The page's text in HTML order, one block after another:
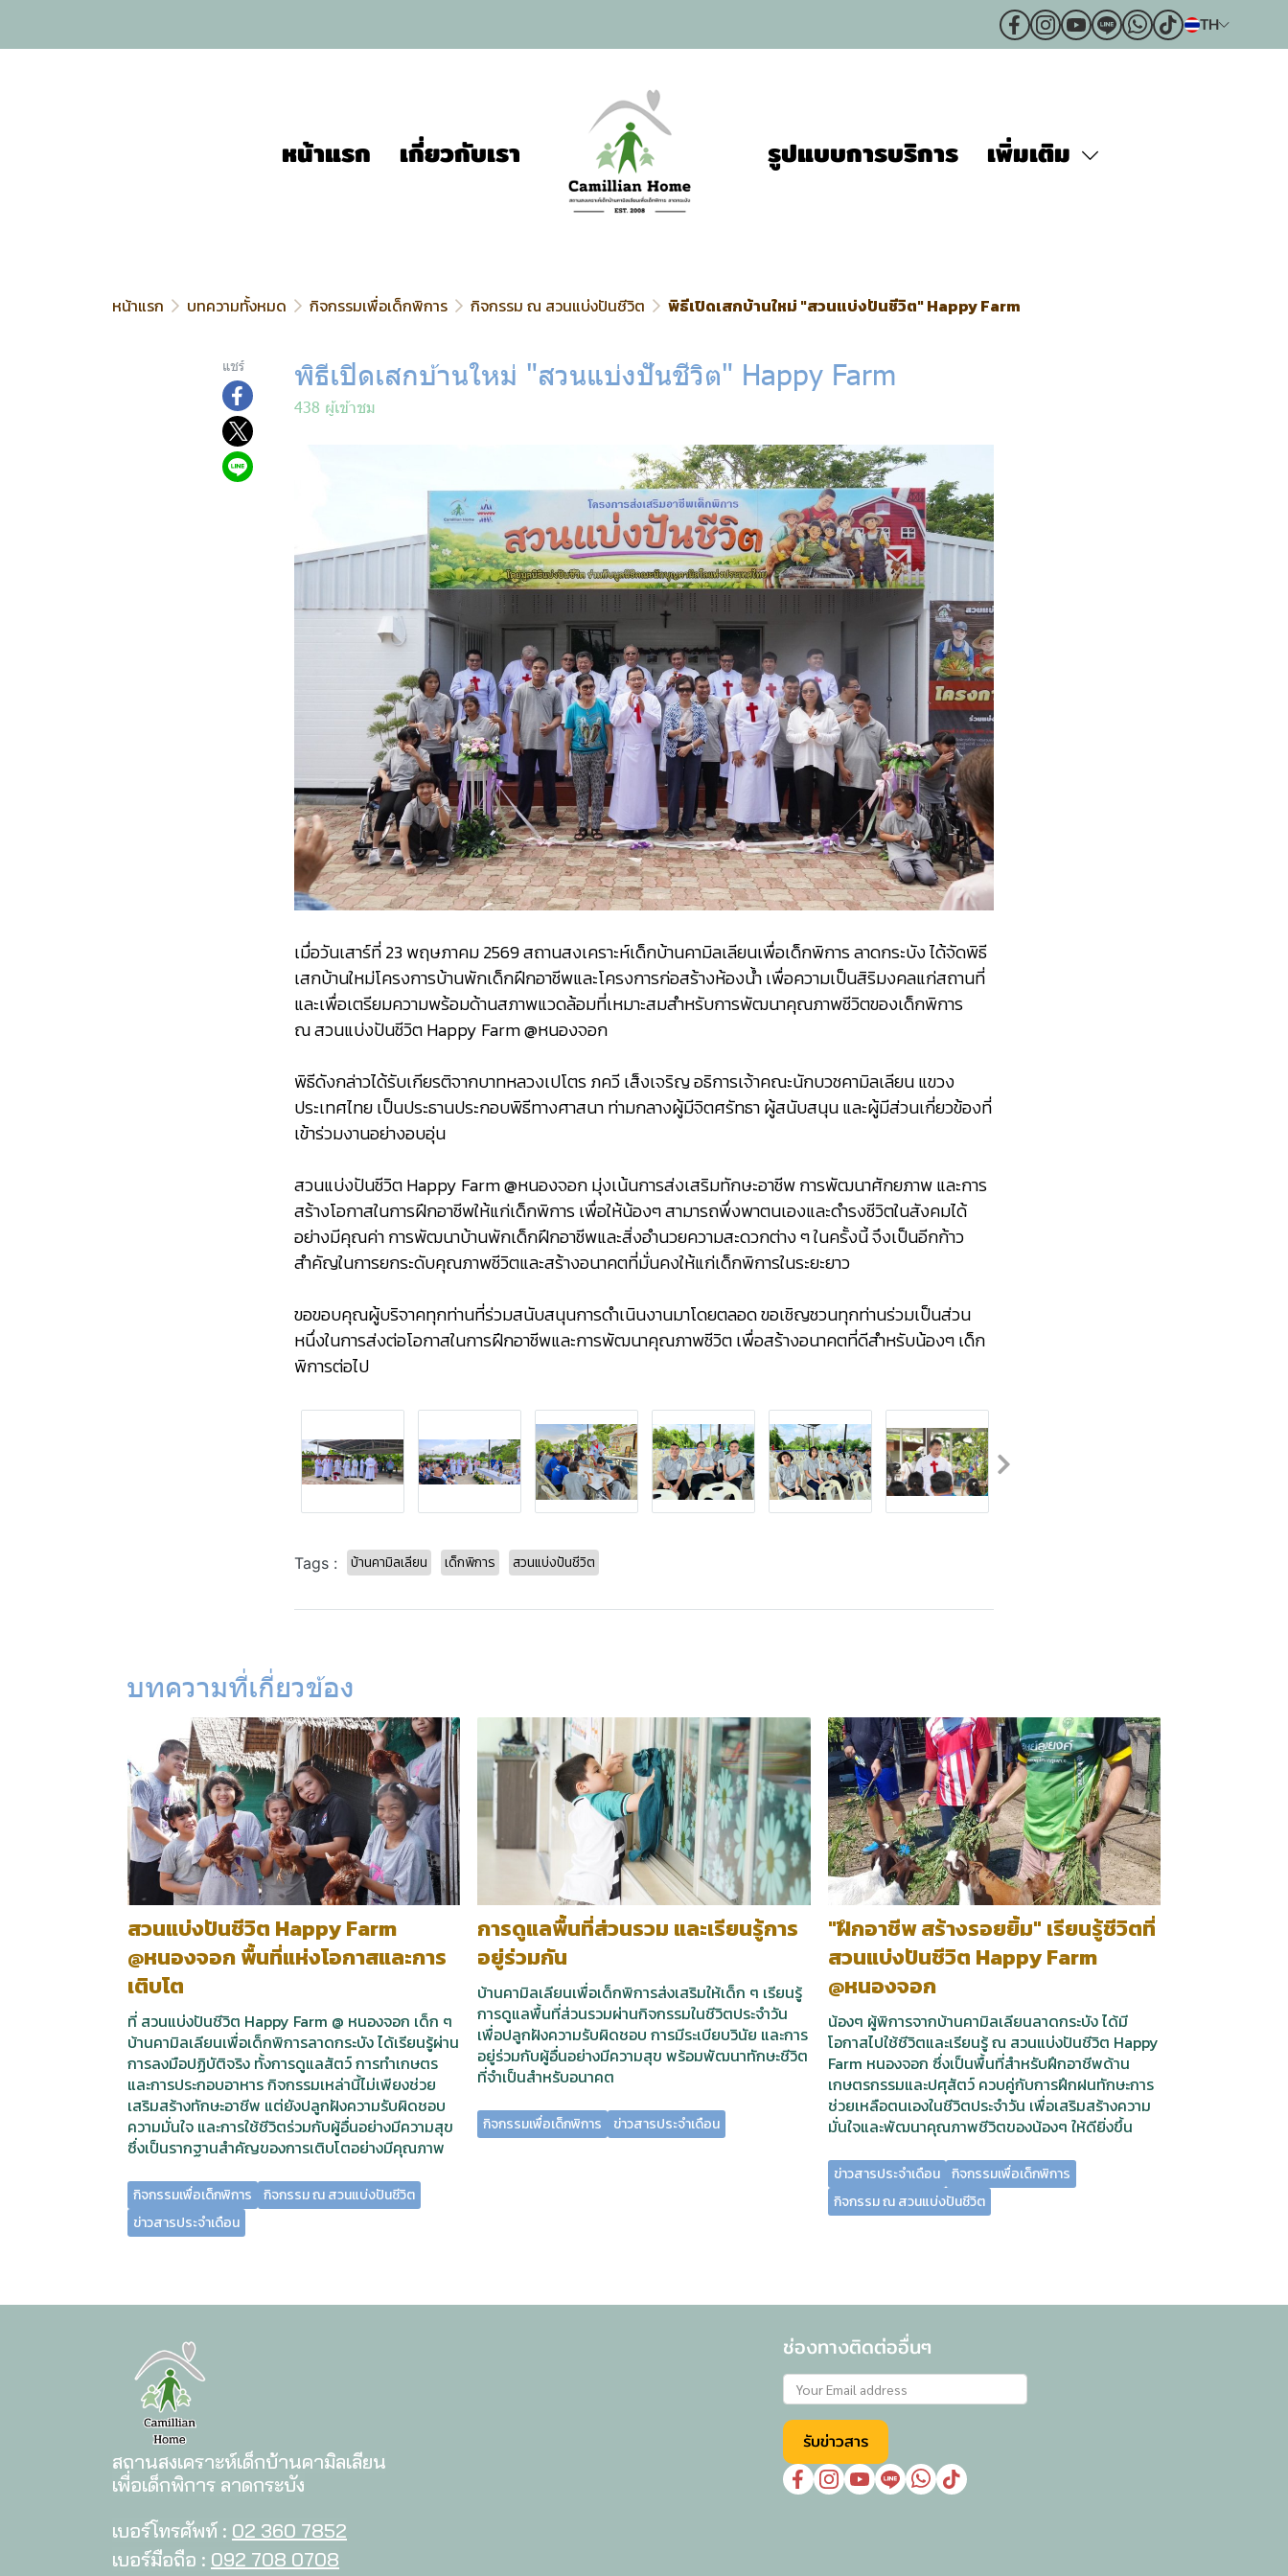
TH
หน้าแรก เกี่ยวกับเรา รูปแบบการบริการ เพิ่มเติม
หน้าแรก บทความทั้งหมด กิจกรรมเพื่อเด็กพิการ กิจกรรม ณ สวนแบ่งปันชีวิต พิธีเปิดเสกบ้านใหม่ "สวนแบ่งปันชีวิต" Happy Farm
แชร์ พิธีเปิดเสกบ้านใหม่ "สวนแบ่งปันชีวิต" Happy Farm
438 ผู้เข้าชม
เมื่อวันเสาร์ที่ 23 พฤษภาคม 2569 สถานสงเคราะห์เด็กบ้านคามิลเลียนเพื่อเด็กพิการ ลาดกระบัง ได้จัดพิธี
เสกบ้านใหม่โครงการบ้านพักเด็กฝึกอาชีพและโครงการก่อสร้างห้องน้ำ เพื่อความเป็นสิริมงคลแก่สถานที่
และเพื่อเตรียมความพร้อมด้านสภาพแวดล้อมที่เหมาะสมสำหรับการพัฒนาคุณภาพชีวิตของเด็กพิการ
ณ สวนแบ่งปันชีวิต Happy Farm @หนองจอก
พิธีดังกล่าวได้รับเกียรติจากบาทหลวงเปโตร ภควี เส็งเจริญ อธิการเจ้าคณะนักบวชคามิลเลียน แขวง
ประเทศไทย เป็นประธานประกอบพิธีทางศาสนา ท่ามกลางผู้มีจิตศรัทธา ผู้สนับสนุน และผู้มีส่วนเกี่ยวข้องที่
เข้าร่วมงานอย่างอบอุ่น
สวนแบ่งปันชีวิต Happy Farm @หนองจอก มุ่งเน้นการส่งเสริมทักษะอาชีพ การพัฒนาศักยภาพ และการ
สร้างโอกาสในการฝึกอาชีพให้แก่เด็กพิการ เพื่อให้น้องๆ สามารถพึ่งพาตนเองและดำรงชีวิตในสังคมได้
อย่างมีคุณค่า การพัฒนาบ้านพักเด็กฝึกอาชีพและสิ่งอำนวยความสะดวกต่าง ๆ ในครั้งนี้ จึงเป็นอีกก้าว
สำคัญในการยกระดับคุณภาพชีวิตและสร้างอนาคตที่มั่นคงให้แก่เด็กพิการในระยะยาว
ขอขอบคุณผู้บริจาคทุกท่านที่ร่วมสนับสนุนการดำเนินงานมาโดยตลอด ขอเชิญชวนทุกท่านร่วมเป็นส่วน
หนึ่งในการส่งต่อโอกาสในการฝึกอาชีพและการพัฒนาคุณภาพชีวิต เพื่อสร้างอนาคตที่ดีสำหรับน้องๆ เด็ก
พิการต่อไป
Tags : บ้านคามิลเลียน เด็กพิการ สวนแบ่งปันชีวิต
บทความที่เกี่ยวข้อง
สวนแบ่งปันชีวิต Happy Farm
@หนองจอก พื้นที่แห่งโอกาสและการ
เติบโต
ที่ สวนแบ่งปันชีวิต Happy Farm @ หนองจอก เด็ก ๆ
บ้านคามิลเลียนเพื่อเด็กพิการลาดกระบัง ได้เรียนรู้ผ่าน
การลงมือปฏิบัติจริง ทั้งการดูแลสัตว์ การทำเกษตร
และการประกอบอาหาร กิจกรรมเหล่านี้ไม่เพียงช่วย
เสริมสร้างทักษะอาชีพ แต่ยังปลูกฝังความรับผิดชอบ
ความมั่นใจ และการใช้ชีวิตร่วมกับผู้อื่นอย่างมีความสุข
ซึ่งเป็นรากฐานสำคัญของการเติบโตอย่างมีคุณภาพ
กิจกรรมเพื่อเด็กพิการ
กิจกรรม ณ สวนแบ่งปันชีวิต
ข่าวสารประจำเดือน
การดูแลพื้นที่ส่วนรวม และเรียนรู้การ
อยู่ร่วมกัน
บ้านคามิลเลียนเพื่อเด็กพิการส่งเสริมให้เด็ก ๆ เรียนรู้
การดูแลพื้นที่ส่วนรวมผ่านกิจกรรมในชีวิตประจำวัน
เพื่อปลูกฝังความรับผิดชอบ การมีระเบียบวินัย และการ
อยู่ร่วมกับผู้อื่นอย่างมีความสุข พร้อมพัฒนาทักษะชีวิต
ที่จำเป็นสำหรับอนาคต
กิจกรรมเพื่อเด็กพิการ ข่าวสารประจำเดือน
"ฝึกอาชีพ สร้างรอยยิ้ม" เรียนรู้ชีวิตที่
สวนแบ่งปันชีวิต Happy Farm
@หนองจอก
น้องๆ ผู้พิการจากบ้านคามิลเลียนลาดกระบัง ได้มี
โอกาสไปใช้ชีวิตและเรียนรู้ ณ สวนแบ่งปันชีวิต Happy
Farm หนองจอก ซึ่งเป็นพื้นที่สำหรับฝึกอาชีพด้าน
เกษตรกรรมและปศุสัตว์ ควบคู่กับการฝึกฝนทักษะการ
ช่วยเหลือตนเองในชีวิตประจำวัน เพื่อเสริมสร้างความ
มั่นใจและพัฒนาคุณภาพชีวิตของน้องๆ ให้ดียิ่งขึ้น
ข่าวสารประจำเดือน กิจกรรมเพื่อเด็กพิการ
กิจกรรม ณ สวนแบ่งปันชีวิต
สถานสงเคราะห์เด็กบ้านคามิลเลียน
เพื่อเด็กพิการ ลาดกระบัง
เบอร์โทรศัพท์ : 02 360 7852
เบอร์มือถือ : 092 708 0708
ช่องทางติดต่ออื่นๆ
รับข่าวสาร